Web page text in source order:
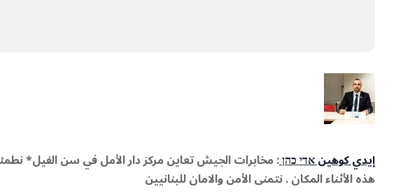
إيدي كوهين אדי כהן: مخابرات الجيش تعاين مركز دار الأمل في سن الفيل*
هذه الأثناء المكان . نتمنى الأمن والامان للبنانيين